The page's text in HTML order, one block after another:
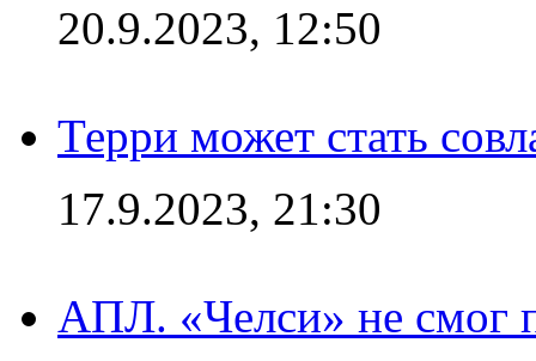
20.9.2023, 12:50
Терри может стать
17.9.2023, 21:30
АПЛ. «Челси» не смог